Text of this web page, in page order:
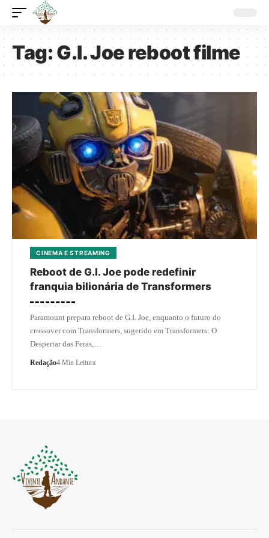
Tag:G.I. Joe reboot filme
CINEMA E STREAMING
Reboot de G.I. Joe pode redefinir
franquia bilionária de Transformers
Paramount prepara reboot de G.I. Joe, enquanto o futuro do
crossover com Transformers, sugerido em Transformers: O
Despertar das Feras,…
Redação4 Min Leitura